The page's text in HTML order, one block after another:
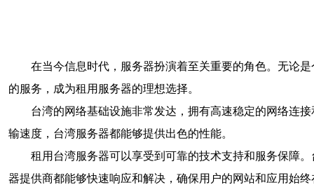
在当今信息时代，服务器扮演着至关重要的角色。无论
的服务，成为租用服务器的理想选择。
台湾的网络基础设施非常发达，拥有高速稳定的网络连
输速度，台湾服务器都能够提供出色的性能。
租用台湾服务器可以享受到可靠的技术支持和服务保障
器提供商都能够快速响应和解决，确保用户的网站和应用始终